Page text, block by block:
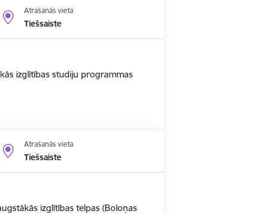
Atrašanās vieta
Tiešsaiste
izglītības studiju programmas
Atrašanās vieta
Tiešsaiste
izglītības telpas (Boloņas